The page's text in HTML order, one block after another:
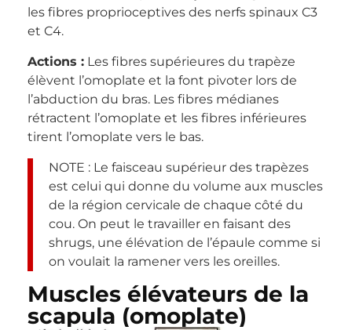
les fibres proprioceptives des nerfs spinaux C3
et C4.
Actions : Les fibres supérieures du trapèze
élèvent l’omoplate et la font pivoter lors de
l’abduction du bras. Les fibres médianes
rétractent l’omoplate et les fibres inférieures
tirent l’omoplate vers le bas.
NOTE : Le faisceau supérieur des trapèzes
est celui qui donne du volume aux muscles
de la région cervicale de chaque côté du
cou. On peut le travailler en faisant des
shrugs, une élévation de l’épaule comme si
on voulait la ramener vers les oreilles.
Muscles élévateurs de la
scapula (omoplate)